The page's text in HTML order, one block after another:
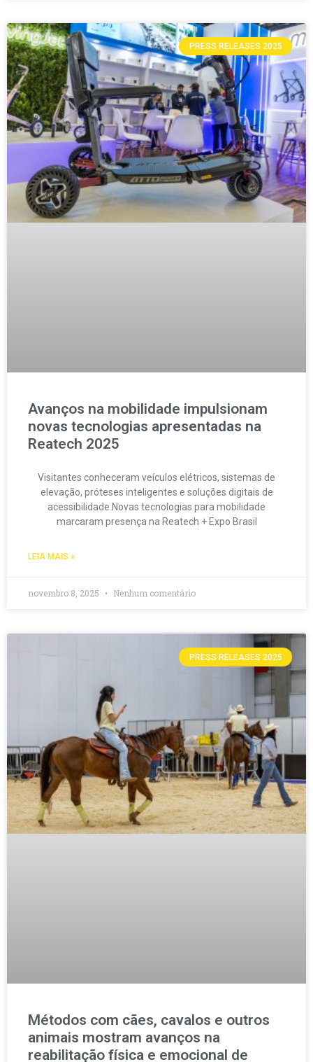
PRESS RELEASES 2025
Avanços na mobilidade impulsionam
novas tecnologias apresentadas na
Reatech 2025
Visitantes conheceram veículos elétricos, sistemas de
elevação, próteses inteligentes e soluções digitais de
acessibilidade Novas tecnologias para mobilidade
marcaram presença na Reatech + Expo Brasil
LEIA MAIS »
novembro 8, 2025 Nenhum comentário
PRESS RELEASES 2025
Métodos com cães, cavalos e outros
animais mostram avanços na
reabilitação física e emocional de